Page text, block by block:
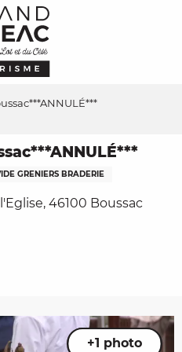
GRENIERS BRADERIE
46100 Boussac
+1 photo